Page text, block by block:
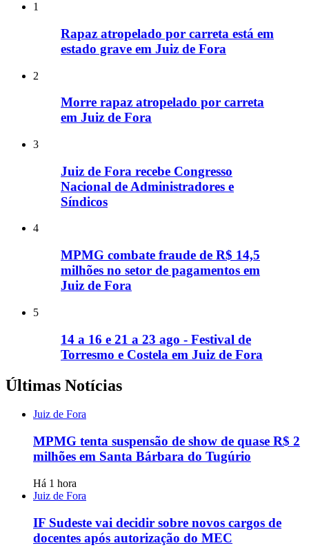
1
Rapaz atropelado por carreta está em
estado grave em Juiz de Fora
2
Morre rapaz atropelado por carreta
em Juiz de Fora
3
Juiz de Fora recebe Congresso
Nacional de Administradores e
Síndicos
4
MPMG combate fraude de R$ 14,5
milhões no setor de pagamentos em
Juiz de Fora
5
14 a 16 e 21 a 23 ago - Festival de
Torresmo e Costela em Juiz de Fora
Últimas Notícias
Juiz de Fora
MPMG tenta suspensão de show de quase R$ 2
milhões em Santa Bárbara do Tugúrio
Há 1 hora
Juiz de Fora
IF Sudeste vai decidir sobre novos cargos de
docentes após autorização do MEC